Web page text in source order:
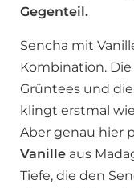
Gegenteil.
Sencha mit
Kombination.
Grüntees und
klingt erstmal
Aber genau hier
Vanille aus
Tiefe, die den